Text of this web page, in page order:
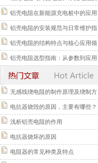
铝壳电阻在新能源充电桩中的应用
铝壳电阻的安装规范与日常维护指
铝壳电阻的结构特点与核心应用领
铝壳电阻选型指南：从参数到应用
无感线绕电阻的制作原理及绕制方
电抗器烧毁的原因，主要有哪些？
浅析铝壳电阻的作用
电抗器烧坏的原因
电阻器的常见种类及特点